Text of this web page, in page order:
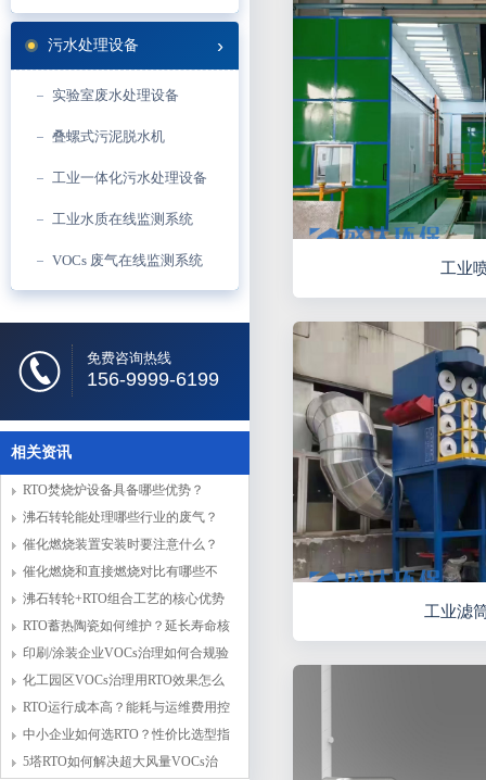
污水处理设备
实验室废水处理设备
叠螺式污泥脱水机
工业一体化污水处理设备
工业水质在线监测系统
VOCs 废气在线监测系统
免费咨询热线
156-9999-6199
相关资讯
RTO焚烧炉设备具备哪些优势？
沸石转轮能处理哪些行业的废气？
催化燃烧装置安装时要注意什么？
催化燃烧和直接燃烧对比有哪些不
同？
沸石转轮+RTO组合工艺的核心优势
RTO蓄热陶瓷如何维护？延长寿命核
心技巧
印刷/涂装企业VOCs治理如何合规验
收？
化工园区VOCs治理用RTO效果怎么
样？
RTO运行成本高？能耗与运维费用控
制
中小企业如何选RTO？性价比选型指
南
5塔RTO如何解决超大风量VOCs治
工业
工业滤